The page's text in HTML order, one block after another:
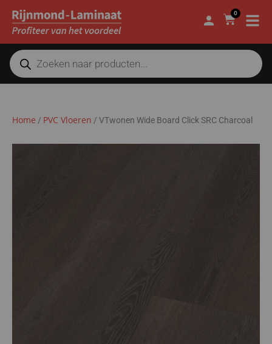
0
Home / PVC Vloeren / VTwonen Wide Board Click SRC Charcoal